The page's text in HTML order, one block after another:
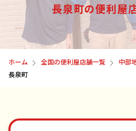
長泉町の便利屋
ホーム 全国の便利屋店舗一覧 中部
長泉町